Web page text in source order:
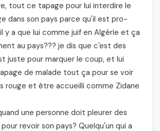
tout ce tapage pour lui interdire le
dans son pays parce qu'il est pro-
y a que lui comme juif en Algérie et ça
au pays??? je dis que c'est des
juste pour marquer le coup, et lui
de malade tout ça pour se voir
rouge et être accueilli comme Zidane
une personne doit pleurer des
revoir son pays? Quelqu'un qui a